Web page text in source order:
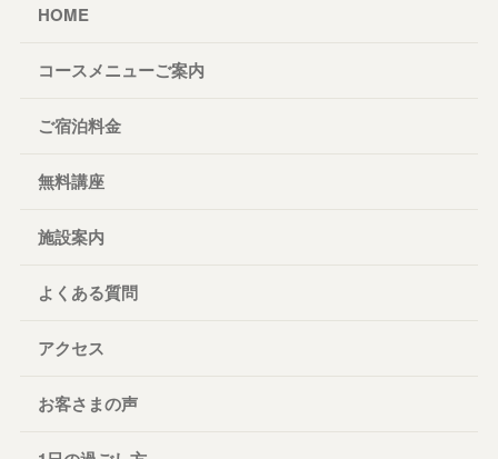
HOME
コースメニューご案内
ご宿泊料金
無料講座
施設案内
よくある質問
アクセス
お客さまの声